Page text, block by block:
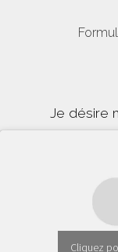
Je désire
Cliquez